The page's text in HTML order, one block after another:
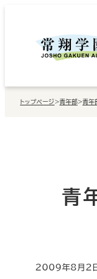
トップページ >青年部>青年
青
2009年8月2